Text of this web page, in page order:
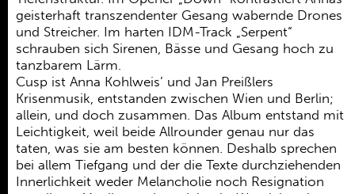
geisterhaft transzendenter Gesang wabernde Drones
und Streicher. Im harten IDM-Track „Serpent“
schrauben sich Sirenen, Bässe und Gesang hoch zu
tanzbarem Lärm.
Cusp ist Anna Kohlweis’ und Jan Preißlers
Krisenmusik, entstanden zwischen Wien und Berlin;
allein, und doch zusammen. Das Album entstand mit
Leichtigkeit, weil beide Allrounder genau nur das
taten, was sie am besten können. Deshalb sprechen
bei allem Tiefgang und der die Texte durchziehenden
Innerlichkeit weder Melancholie noch Resignation